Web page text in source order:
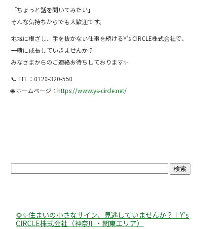
「ちょっと話を聞いてみたい」
そんな気持ちからでも大歓迎です。
地域に根ざし、手を抜かない仕事を続けるY’s CIRCLE株式会社で、
一緒に成長していきませんか？
みなさまからのご連絡お待ちしております✨
📞 TEL：0120-320-550
🌐 ホームページ：https://www.ys-circle.net/
🌻✨住まいの小さなサイン、見逃していませんか？｜Y’s
CIRCLE株式会社（神奈川・関東エリア）